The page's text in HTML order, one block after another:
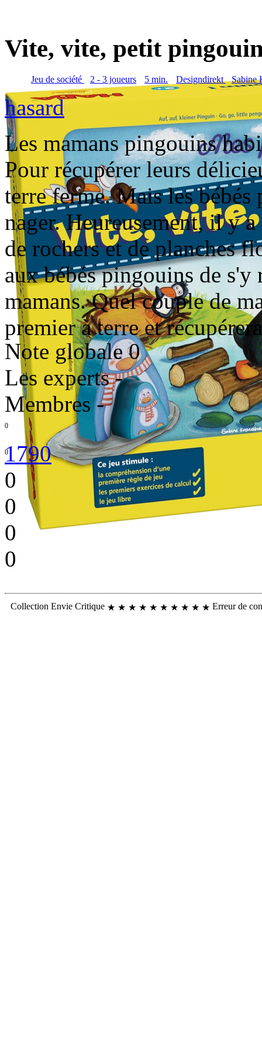
Vite, vite, petit
Jeu de société 2 - 3 joueurs 5 min. Designdirekt
hasard
Les mamans pingouins
Pour récupérer leurs
terre ferme. Mais les bébés
nager. Heureusement, il y
de rochers et de planches
aux bébés pingouins de s'y
mamans. Quel couple de
premier à terre et
Note globale 0
Les experts -
0
Membres -
0
1790
0
0
0
0
Collection Envie Critique ★ ★ ★ ★ ★ ★ ★ ★ ★ ★ Erreur de